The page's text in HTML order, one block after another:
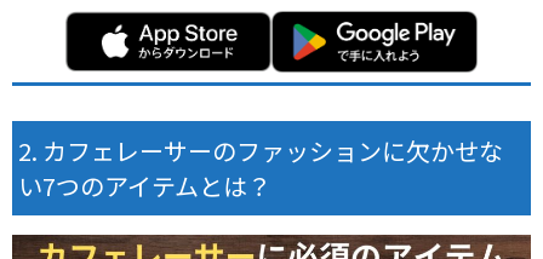
カフェレーサーのファッションに欠かせな
い7つのアイテムとは？